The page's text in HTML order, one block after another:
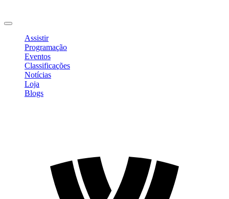
Assistir
Programação
Eventos
Classificações
Notícias
Loja
Blogs